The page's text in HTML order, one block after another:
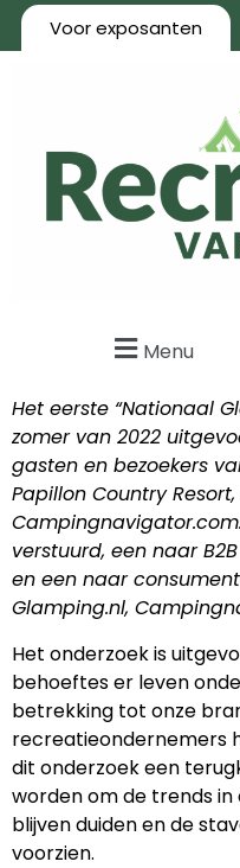
Voor exposanten
Menu
Het eerste “Nationaal
zomer van 2022
gasten en bezoekers
Papillon Country
verstuurd, een naar
en een naar
Glamping.nl,
Het onderzoek is
behoeftes er leven
betrekking tot onze
recreatieondernemers
dit onderzoek een
worden om de trends
blijven duiden en de
voorzien.